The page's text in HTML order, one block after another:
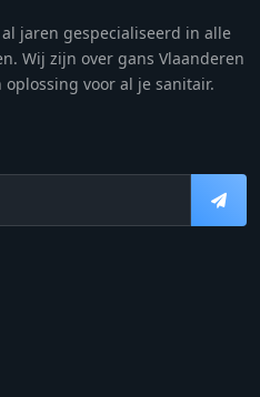
jaren gespecialiseerd in alle
Wij zijn over gans Vlaanderen
voor al je sanitair.